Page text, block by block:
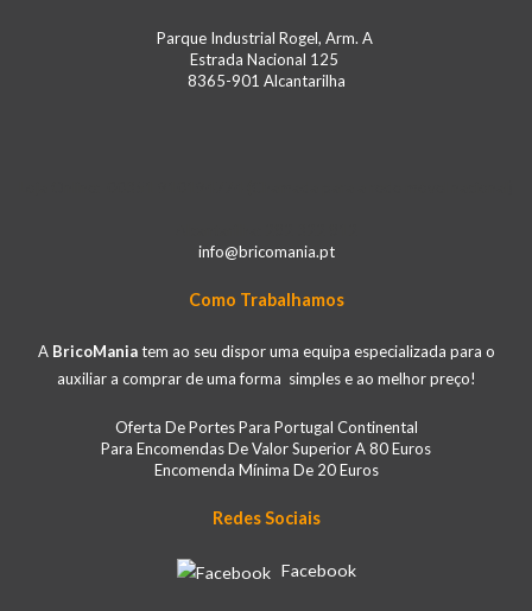
Parque Industrial Rogel, Arm. A
Estrada Nacional 125
8365-901 Alcantarilha
info@bricomania.pt
Como Trabalhamos
A BricoManiatem ao seu dispor uma equipa especializada para o
auxiliar a comprar de uma forma simples e ao melhor preço!
Oferta De Portes Para Portugal Continental
Para Encomendas De Valor Superior A 80 Euros
Encomenda Mínima De 20 Euros
Redes Sociais
Facebook